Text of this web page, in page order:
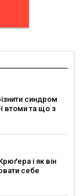
синдром
втоми та що з
і як він
себе